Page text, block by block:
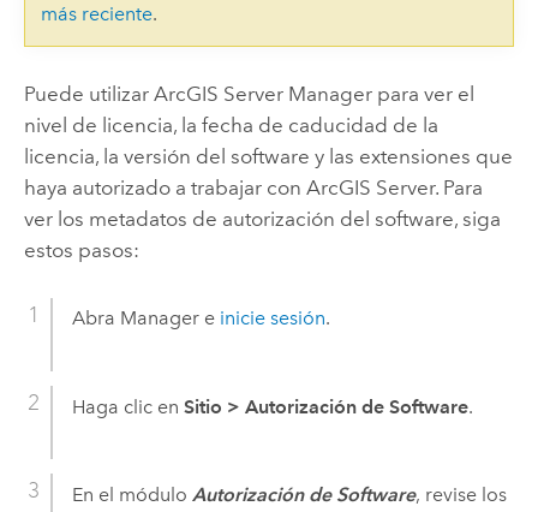
más reciente.
Puede utilizar ArcGIS ServerManager para ver el
nivel de licencia, la fecha de caducidad de la
licencia, la versión del software y las extensiones que
haya autorizado a trabajar con ArcGIS Server. Para
ver los metadatos de autorización del software, siga
estos pasos:
Abra Manager e inicie sesión.
Haga clic en Sitio > Autorización de Software.
En el módulo Autorización de Software, revise los